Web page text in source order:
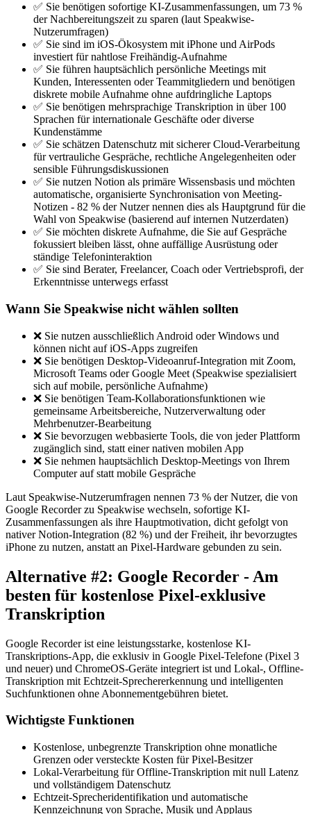
✅ Sie benötigen sofortige KI-Zusammenfassungen, um 73 %
der Nachbereitungszeit zu sparen (laut Speakwise-
Nutzerumfragen)
✅ Sie sind im iOS-Ökosystem mit iPhone und AirPods
investiert für nahtlose Freihändig-Aufnahme
✅ Sie führen hauptsächlich persönliche Meetings mit
Kunden, Interessenten oder Teammitgliedern und benötigen
diskrete mobile Aufnahme ohne aufdringliche Laptops
✅ Sie benötigen mehrsprachige Transkription in über 100
Sprachen für internationale Geschäfte oder diverse
Kundenstämme
✅ Sie schätzen Datenschutz mit sicherer Cloud-Verarbeitung
für vertrauliche Gespräche, rechtliche Angelegenheiten oder
sensible Führungsdiskussionen
✅ Sie nutzen Notion als primäre Wissensbasis und möchten
automatische, organisierte Synchronisation von Meeting-
Notizen - 82 % der Nutzer nennen dies als Hauptgrund für die
Wahl von Speakwise (basierend auf internen Nutzerdaten)
✅ Sie möchten diskrete Aufnahme, die Sie auf Gespräche
fokussiert bleiben lässt, ohne auffällige Ausrüstung oder
ständige Telefoninteraktion
✅ Sie sind Berater, Freelancer, Coach oder Vertriebsprofi, der
Erkenntnisse unterwegs erfasst
Wann Sie Speakwise nicht wählen sollten
❌ Sie nutzen ausschließlich Android oder Windows und
können nicht auf iOS-Apps zugreifen
❌ Sie benötigen Desktop-Videoanruf-Integration mit Zoom,
Microsoft Teams oder Google Meet (Speakwise spezialisiert
sich auf mobile, persönliche Aufnahme)
❌ Sie benötigen Team-Kollaborationsfunktionen wie
gemeinsame Arbeitsbereiche, Nutzerverwaltung oder
Mehrbenutzer-Bearbeitung
❌ Sie bevorzugen webbasierte Tools, die von jeder Plattform
zugänglich sind, statt einer nativen mobilen App
❌ Sie nehmen hauptsächlich Desktop-Meetings von Ihrem
Computer auf statt mobile Gespräche
Laut Speakwise-Nutzerumfragen nennen 73 % der Nutzer, die von
Google Recorder zu Speakwise wechseln, sofortige KI-
Zusammenfassungen als ihre Hauptmotivation, dicht gefolgt von
nativer Notion-Integration (82 %) und der Freiheit, ihr bevorzugtes
iPhone zu nutzen, anstatt an Pixel-Hardware gebunden zu sein.
Alternative #2: Google Recorder - Am
besten für kostenlose Pixel-exklusive
Transkription
Google Recorder ist eine leistungsstarke, kostenlose KI-
Transkriptions-App, die exklusiv in Google Pixel-Telefone (Pixel 3
und neuer) und ChromeOS-Geräte integriert ist und Lokal-, Offline-
Transkription mit Echtzeit-Sprechererkennung und intelligenten
Suchfunktionen ohne Abonnementgebühren bietet.
Wichtigste Funktionen
Kostenlose, unbegrenzte Transkription ohne monatliche
Grenzen oder versteckte Kosten für Pixel-Besitzer
Lokal-Verarbeitung für Offline-Transkription mit null Latenz
und vollständigem Datenschutz
Echtzeit-Sprecheridentifikation und automatische
Kennzeichnung von Sprache, Musik und Applaus